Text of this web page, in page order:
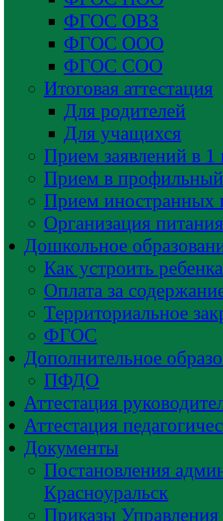
ФГОС ОВЗ
ФГОС ООО
ФГОС СОО
Итоговая аттестация
Для родителей
Для учащихся
Прием заявлений в 1
Прием в
Прием иностранных
Организация
Дошкольное
Как устроить
Оплата за
Территориальное
ФГОС
Дополнительное
ПФДО
Аттестация
Аттестация
Документы
Постановления
Красноуральск
Приказы Управления